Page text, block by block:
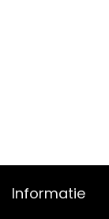
Informatie